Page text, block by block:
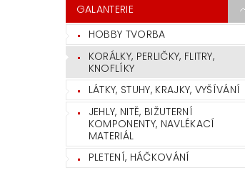
GALANTERIE
HOBBY TVORBA
KORÁLKY, PERLIČKY, FLITRY,
KNOFLÍKY
LÁTKY, STUHY, KRAJKY, VYŠÍVÁNÍ
JEHLY, NITĚ, BIŽUTERNÍ
KOMPONENTY, NAVLÉKACÍ
MATERIÁL
PLETENÍ, HÁČKOVÁNÍ